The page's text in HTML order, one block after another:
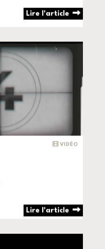
Lire l'article
VIDÉO
Lire l'article